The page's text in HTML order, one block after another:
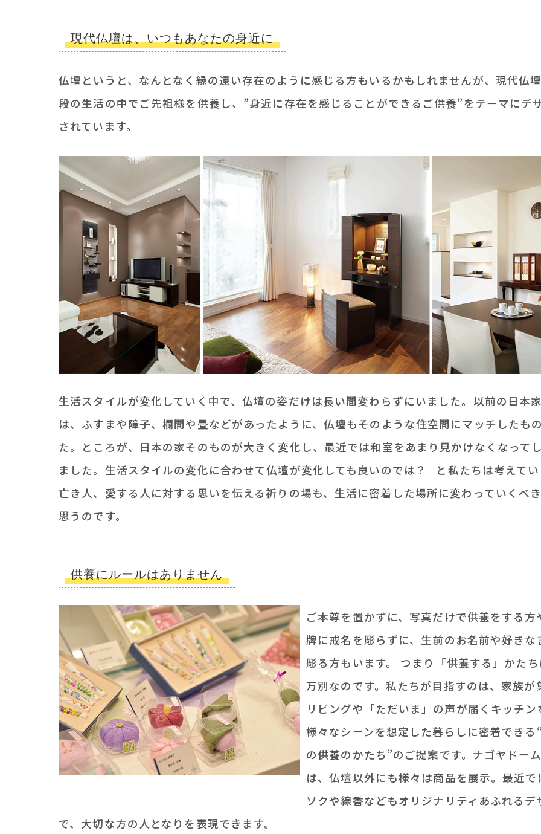
現代仏壇は、いつもあなたの身近に
仏壇というと、なんとなく縁の遠い存在のように感じる方もいるかもしれませんが、現代仏
段の生活の中でご先祖様を供養し、”身近に存在を感じることができるご供養”をテーマにデ
されています。
生活スタイルが変化していく中で、仏壇の姿だけは長い間変わらずにいました。以前の日本
は、ふすまや障子、欄間や畳などがあったように、仏壇もそのような住空間にマッチしたも
た。ところが、日本の家そのものが大きく変化し、最近では和室をあまり見かけなくなって
ました。生活スタイルの変化に合わせて仏壇が変化しても良いのでは？ と私たちは考えて
亡き人、愛する人に対する思いを伝える祈りの場も、生活に密着した場所に変わっていくべ
思うのです。
供養にルールはありません
ご本尊を置かずに、写真だけで供養をする方
牌に戒名を彫らずに、生前のお名前や好きな
彫る方もいます。 つまり「供養する」かた
万別なのです。私たちが目指すのは、家族が
リビングや「ただいま」の声が届くキッチン
様々なシーンを想定した暮らしに密着できる
の供養のかたち”のご提案です。ナゴヤドー
は、仏壇以外にも様々は商品を展示。最近で
ソクや線香などもオリジナリティあふれるデ
で、大切な方の人となりを表現できます。